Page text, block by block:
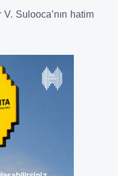
Sulooca’nın hatim